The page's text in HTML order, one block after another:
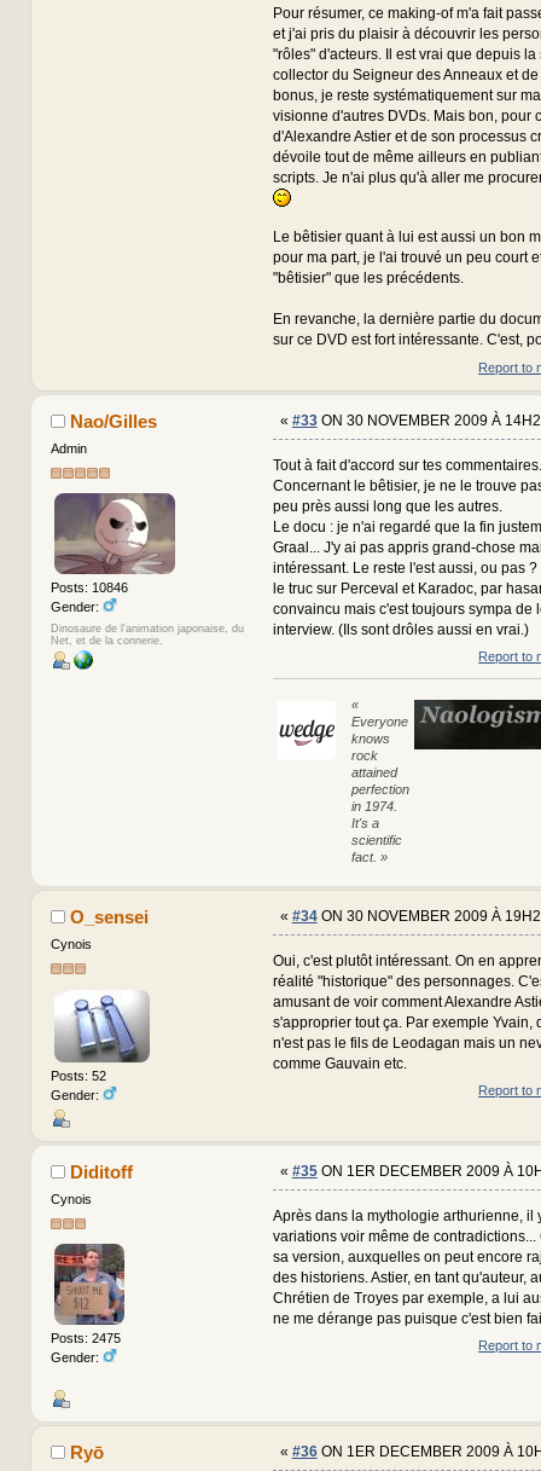
Pour résumer, ce making-of m'a fait
et j'ai pris du plaisir à découvrir les
"rôles" d'acteurs. Il est vrai que depuis
collector du Seigneur des Anneaux et
bonus, je reste systématiquement sur
visionne d'autres DVDs. Mais bon, pour
d'Alexandre Astier et de son processus
dévoile tout de même ailleurs en
scripts. Je n'ai plus qu'à aller me
Le bêtisier quant à lui est aussi un bon
pour ma part, je l'ai trouvé un peu court
"bêtisier" que les précédents.
En revanche, la dernière partie du
sur ce DVD est fort intéressante. C'est,
Report to
Nao/Gilles
Admin
Posts: 10846
Gender:
Dinosaure de l'animation japonaise, du
Net, et de la connerie.
« #33ON 30 NOVEMBER 2009 À
Tout à fait d'accord sur tes commentaires.
Concernant le bêtisier, je ne le trouve
peu près aussi long que les autres.
Le docu : je n'ai regardé que la fin
Graal... J'y ai pas appris grand-chose
intéressant. Le reste l'est aussi, ou pas
le truc sur Perceval et Karadoc, par
convaincu mais c'est toujours sympa de
interview. (Ils sont drôles aussi en vrai.)
Report to
«
Everyone
knows
rock
attained
perfection
in 1974.
It's a
scientific
fact. »
O_sensei
Cynois
Posts: 52
Gender:
« #34ON 30 NOVEMBER 2009 À
Oui, c'est plutôt intéressant. On en
réalité "historique" des personnages.
amusant de voir comment Alexandre
s'approprier tout ça. Par exemple Yvain,
n'est pas le fils de Leodagan mais un
comme Gauvain etc.
Report to
Diditoff
Cynois
Posts: 2475
Gender:
« #35ON 1ER DECEMBER 2009 À
Après dans la mythologie arthurienne, il
variations voir même de
sa version, auxquelles on peut encore
des historiens. Astier, en tant qu'auteur,
Chrétien de Troyes par exemple, a lui
ne me dérange pas puisque c'est bien
Report to
Ryō « #36ON 1ER DECEMBER 2009 À